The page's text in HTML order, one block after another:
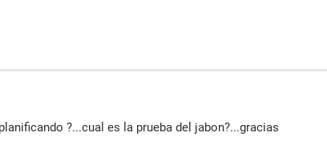
?...cual es la prueba del jabon?...gracias